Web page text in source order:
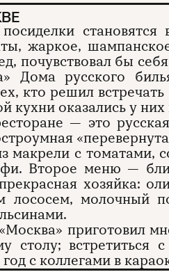
жаркое,
почувствовал бы
Дома русского
кто решил
кухни оказались у
— это
макрели с томатами,
Второе меню —
хозяйка:
молочный
приготовил
столу; встретиться
с коллегами в